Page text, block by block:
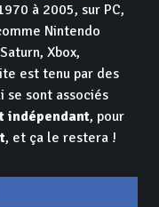
à 2005, sur PC,
Nintendo
Xbox,
est tenu par des
se sont associés
indépendant, pour
, et ça le restera !